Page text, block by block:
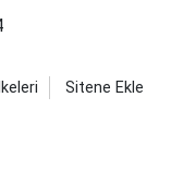
Sitene Ekle